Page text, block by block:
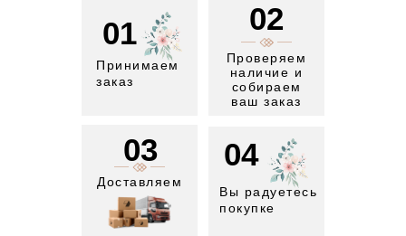
01
Принимаем
заказ
02
Проверяем
наличие и
собираем
ваш заказ
03
Доставляем
04
Вы радуетесь
покупке